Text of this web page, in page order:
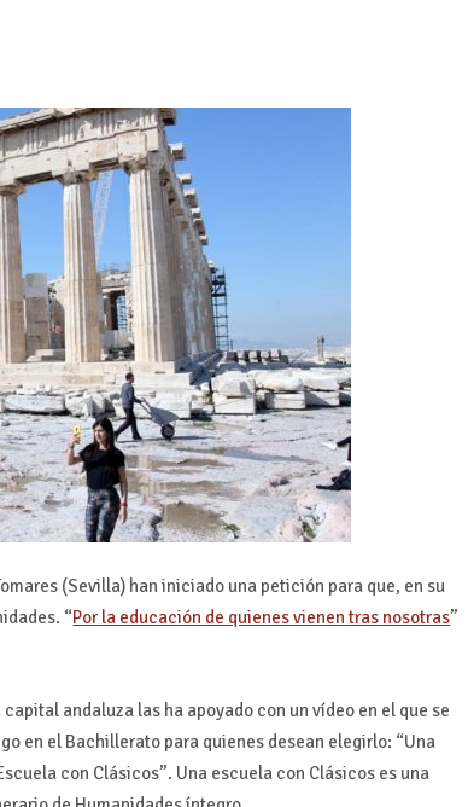
(Sevilla) han iniciado una petición para que, en su
“Por la educación de quienes vienen tras nosotras”
andaluza las ha apoyado con un vídeo en el que se
en el Bachillerato para quienes desean elegirlo: “Una
con Clásicos”. Una escuela con Clásicos es una